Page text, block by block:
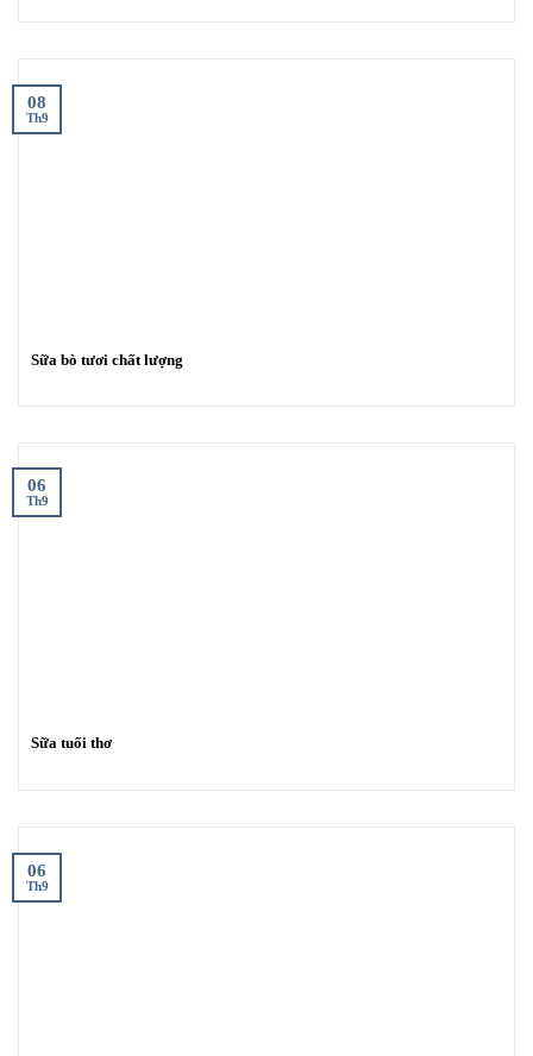
Sữa bò tươi chất lượng
08
Th9
Sữa tuổi thơ
06
Th9
06
Th9